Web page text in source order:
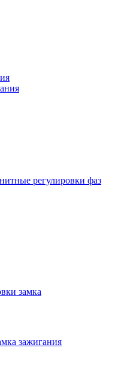
регулировки фаз
замка
зажигания